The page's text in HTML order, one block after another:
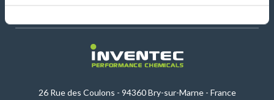
26 Rue des Coulons - 94360 Bry-sur-Marne - France